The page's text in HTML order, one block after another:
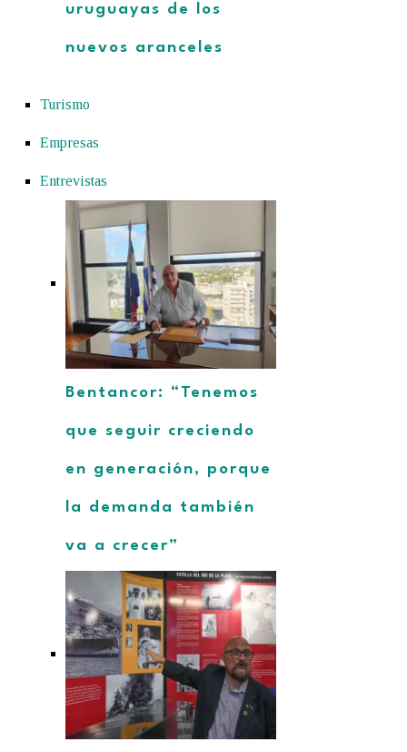
uruguayas de los
nuevos aranceles
Turismo
Empresas
Entrevistas
Bentancor: “Tenemos
que seguir creciendo
en generación, porque
la demanda también
va a crecer”